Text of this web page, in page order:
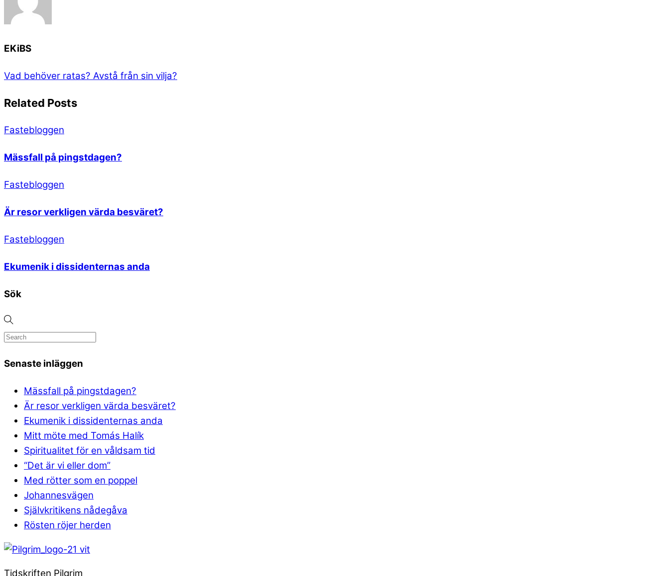
EKiBS
Vad behöver ratas? Avstå från sin vilja?
Related Posts
Fastebloggen
Mässfall på pingstdagen?
Fastebloggen
Är resor verkligen värda besväret?
Fastebloggen
Ekumenik i dissidenternas anda
Sök
Senaste inläggen
Mässfall på pingstdagen?
Är resor verkligen värda besväret?
Ekumenik i dissidenternas anda
Mitt möte med Tomás Halík
Spiritualitet för en våldsam tid
“Det är vi eller dom”
Med rötter som en poppel
Johannesvägen
Självkritikens nådegåva
Rösten röjer herden
Tidskriften Pilgrim